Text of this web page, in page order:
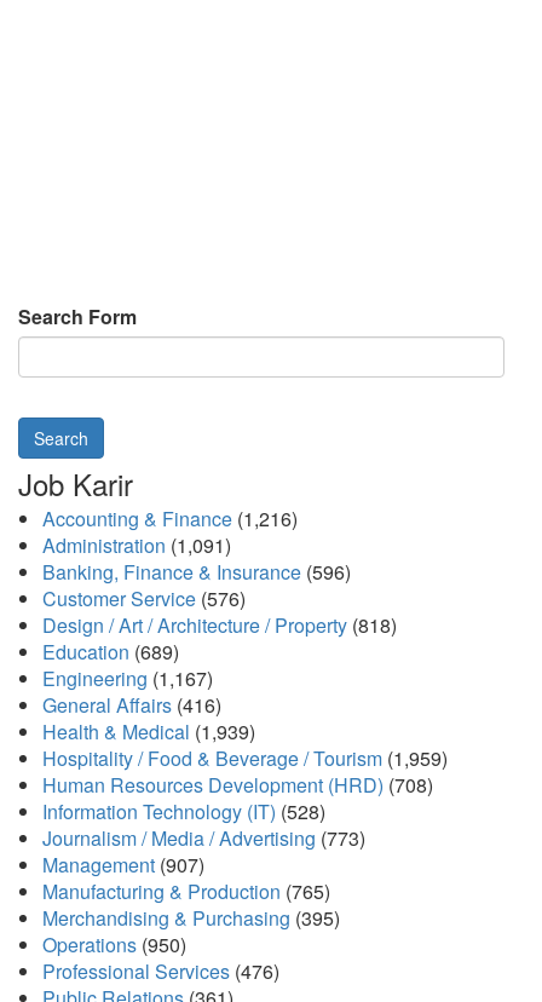
Search Form
Search
Job Karir
Accounting & Finance (1,216)
Administration (1,091)
Banking, Finance & Insurance (596)
Customer Service (576)
Design / Art / Architecture / Property (818)
Education (689)
Engineering (1,167)
General Affairs (416)
Health & Medical (1,939)
Hospitality / Food & Beverage / Tourism (1,959)
Human Resources Development (HRD) (708)
Information Technology (IT) (528)
Journalism / Media / Advertising (773)
Management (907)
Manufacturing & Production (765)
Merchandising & Purchasing (395)
Operations (950)
Professional Services (476)